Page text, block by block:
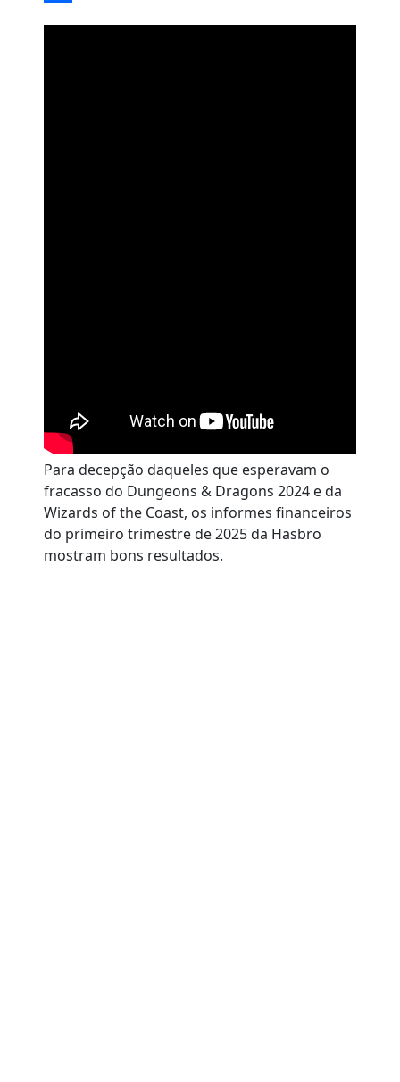
Para decepção daqueles que esperavam o
fracasso do Dungeons & Dragons 2024 e da
Wizards of the Coast, os informes financeiros
do primeiro trimestre de 2025 da Hasbro
mostram bons resultados.